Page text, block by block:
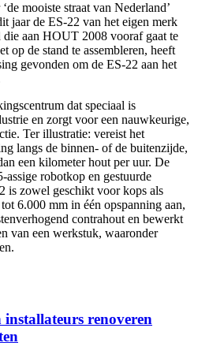
mooiste straat van Nederland’
jaar de ES-22 van het eigen merk
aan HOUT 2008 vooraf gaat te
op de stand te assembleren, heeft
gevonden om de ES-22 aan het
dat speciaal is
en zorgt voor een nauwkeurige,
Ter illustratie: vereist het
langs de binnen- of de buitenzijde,
een kilometer hout per uur. De
assige robotkop en gestuurde
is zowel geschikt voor kops als
6.000 mm in één opspanning aan,
contrahout en bewerkt
van een werkstuk, waaronder
installateurs renoveren